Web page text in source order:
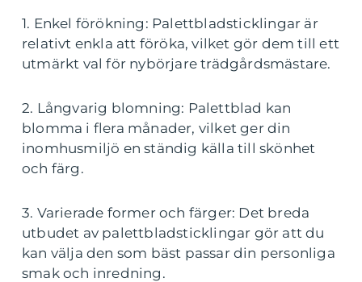
1. Enkel förökning: Palettbladsticklingar är
relativt enkla att föröka, vilket gör dem till ett
utmärkt val för nybörjare trädgårdsmästare.
2. Långvarig blomning: Palettblad kan
blomma i flera månader, vilket ger din
inomhusmiljö en ständig källa till skönhet
och färg.
3. Varierade former och färger: Det breda
utbudet av palettbladsticklingar gör att du
kan välja den som bäst passar din personliga
smak och inredning.